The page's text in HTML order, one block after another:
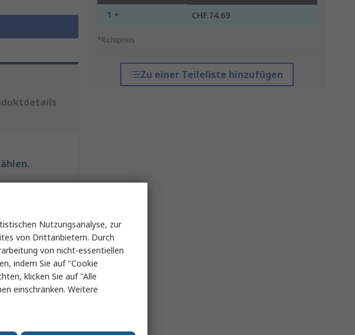
1 + CHF.74.69
*Richtpreis
Zu einer Teileliste hinzufügen
194R
Nutzungsanalyse, zur
von Drittanbietern. Durch
von nicht-essentiellen
indem Sie auf "Cookie
klicken Sie auf "Alle
einschränken. Weitere